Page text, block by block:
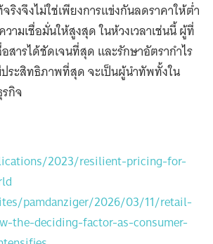
ริงจึงไม่ใช่เพียงการแข่งกันลดราคาให้ต่ำ
ามเชื่อมั่นให้สูงสุด ในห้วงเวลาเช่นนี้ ผู้ที่
สารได้ชัดเจนที่สุด และรักษาอัตรากำไร
ระสิทธิภาพที่สุด จะเป็นผู้นำทัพทั้งใน
กิจ
2023/resilient-pricing-for-
pamdanziger/2026/03/11/retail-
the-deciding-factor-as-consumer-